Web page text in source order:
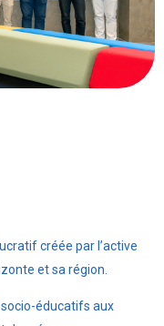
créée par l’active
et sa région.
éducatifs aux